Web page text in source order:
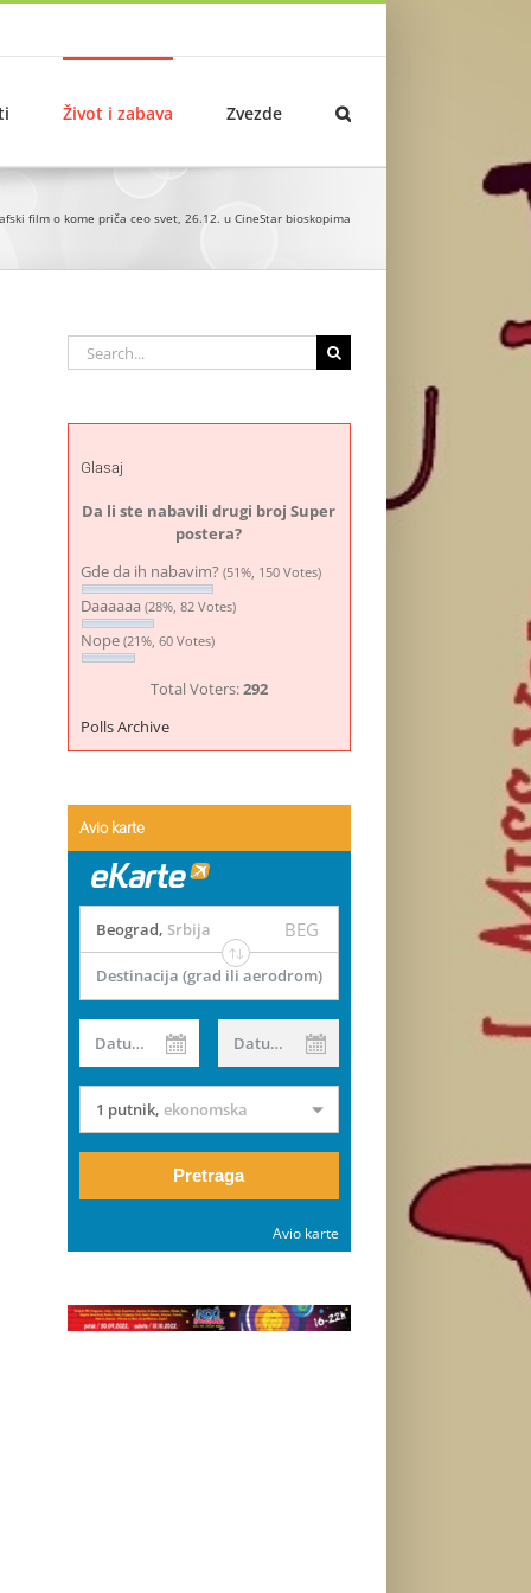
Život i zabava Zvezde
film o kome priča ceo svet, 26.12. u CineStar bioskopima
Search
for:
Glasaj
Da li ste nabavili drugi broj Super
postera?
Gde da ih nabavim? (51%, 150 Votes)
Daaaaaa (28%, 82 Votes)
Nope (21%, 60 Votes)
Total Voters:292
Polls Archive
Avio karte
Beograd, Srbija BEG
Destinacija (grad ili aerodrom)
Datum od Datum do
1 putnik, ekonomska
Pretraga
Avio karte